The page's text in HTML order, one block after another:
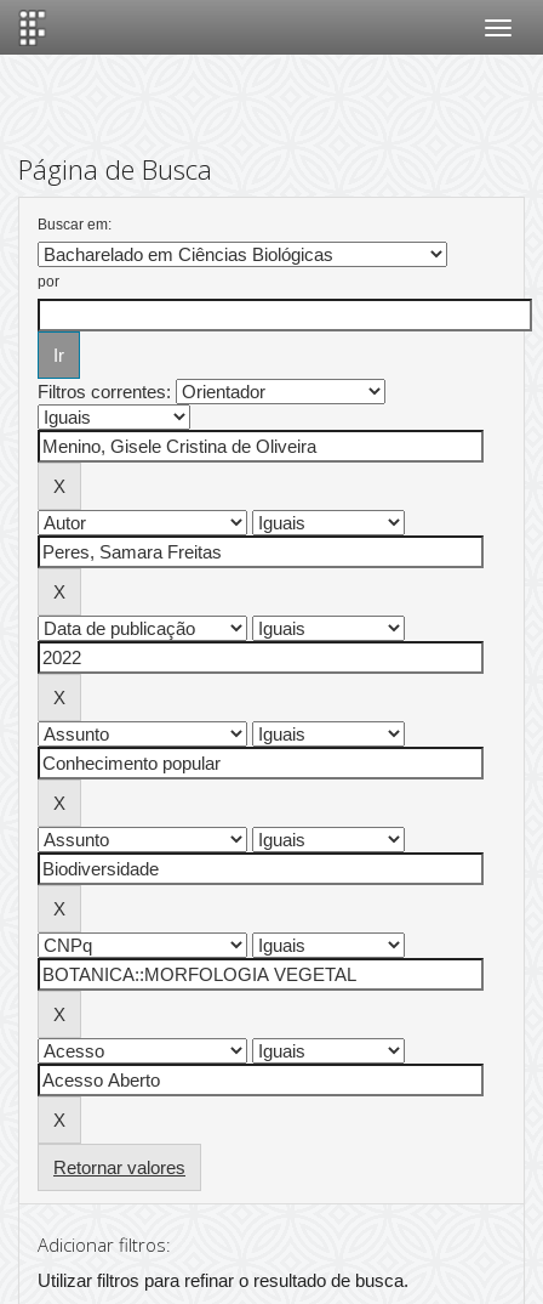
Página de Busca
Buscar em:
por
Filtros correntes:
Retornar valores
Adicionar filtros:
Utilizar filtros para refinar o resultado de busca.